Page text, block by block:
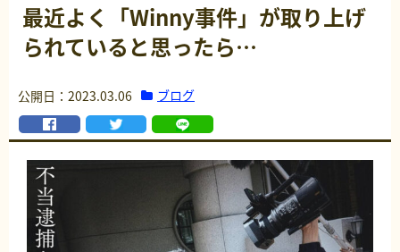
最近よく「Winny事件」が取り上げ
られていると思ったら…
公開日：2023.03.06 ブログ